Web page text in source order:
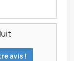
avis !